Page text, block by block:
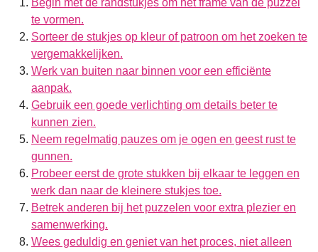
Begin met de randstukjes om het frame van de puzzel
te vormen.
Sorteer de stukjes op kleur of patroon om het zoeken te
vergemakkelijken.
Werk van buiten naar binnen voor een efficiënte
aanpak.
Gebruik een goede verlichting om details beter te
kunnen zien.
Neem regelmatig pauzes om je ogen en geest rust te
gunnen.
Probeer eerst de grote stukken bij elkaar te leggen en
werk dan naar de kleinere stukjes toe.
Betrek anderen bij het puzzelen voor extra plezier en
samenwerking.
Wees geduldig en geniet van het proces, niet alleen